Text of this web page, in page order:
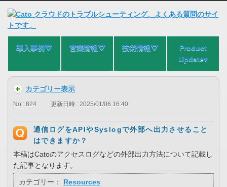
導入事例⛛ 営業情報⛛ 技術情報⛛
Product
Update▾
カテゴリー表示
No : 824 更新日時 : 2025/01/06 16:40
通信ログをAPIやSyslogで外部へ出力させること
はできますか？
本稿はCatoのアクセスログなどの外部出力方法について記載し
た記事となります。
カテゴリー： Resources